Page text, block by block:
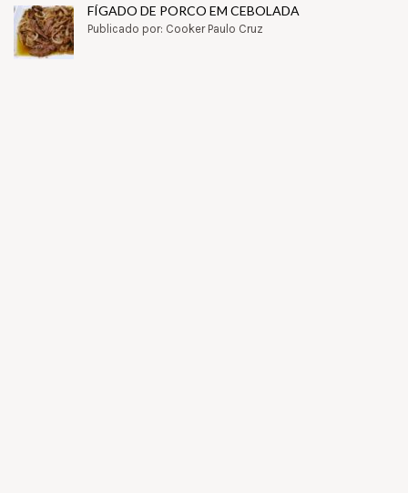
FÍGADO DE PORCO EM CEBOLADA
Publicado por: Cooker Paulo Cruz